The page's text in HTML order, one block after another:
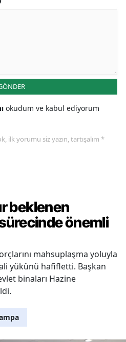
okudum ve kabul ediyorum
ilk yorumu siz yazın, tartışalım *
beklenen
önemli
mahsuplaşma yoluyla
yükünü hafifletti. Başkan
binaları Hazine